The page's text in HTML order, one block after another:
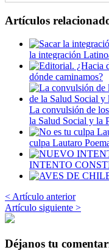
Artículos
la integración
dónde caminamos?
La convulsión de
la Salud Social y la
culpa Lautaro
INTENTO
< Artículo anterior
Artículo siguiente >
Déjanos tu